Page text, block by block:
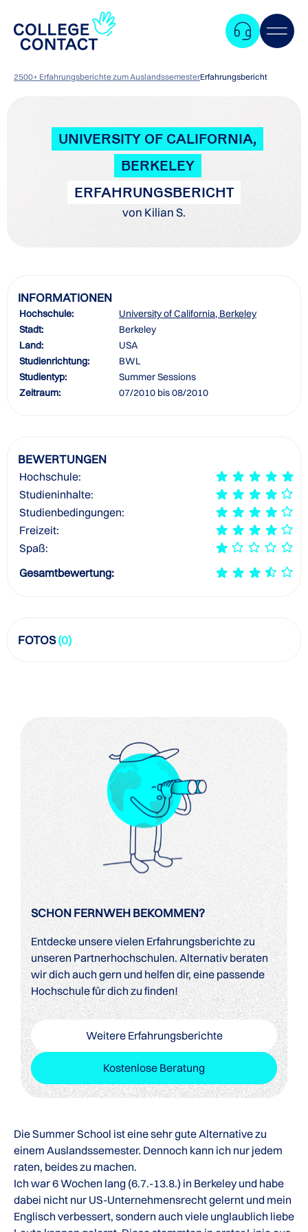
2500+ Erfahrungsberichte zum AuslandssemesterErfahrungsbericht
UNIVERSITY OF CALIFORNIA,
BERKELEY
ERFAHRUNGSBERICHT
von Kilian S.
INFORMATIONEN
Hochschule:
University of California, Berkeley
Stadt:
Berkeley
Land:
USA
Studienrichtung:
BWL
Studientyp:
Summer Sessions
Zeitraum:
07/2010 bis 08/2010
BEWERTUNGEN
Hochschule:
Studieninhalte:
Studienbedingungen:
Freizeit:
Spaß:
Gesamtbewertung:
FOTOS(0)
SCHON FERNWEH BEKOMMEN?
Entdecke unsere vielen Erfahrungsberichte zu
unseren Partnerhochschulen. Alternativ beraten
wir dich auch gern und helfen dir, eine passende
Hochschule für dich zu finden!
Weitere Erfahrungsberichte
Kostenlose Beratung
Die Summer School ist eine sehr gute Alternative zu
einem Auslandssemester. Dennoch kann ich nur jedem
raten, beides zu machen.
Ich war 6 Wochen lang (6.7.-13.8.) in Berkeley und habe
dabei nicht nur US-Unternehmensrecht gelernt und mein
Englisch verbessert, sondern auch viele unglaublich liebe